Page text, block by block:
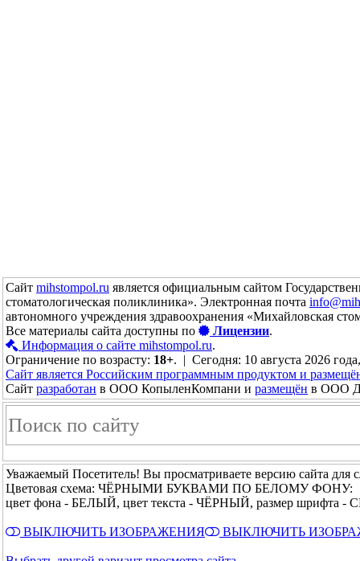
Сайт mihstompol.ru является официальным сайтом
стоматологическая поликлиника». Электронная почта
автономного учреждения здравоохранения «Михайловская
Все материалы сайта доступны по
Лицензии.
Информация о сайте mihstompol.ru.
Ограничение по возрасту: 18+. | Сегодня: 10 августа 2026
Сайт является Российским программным продуктом и
Сайт разработан в ООО КопыленКомпани и размещён в ООО
Уважаемый Посетитель! Вы просматриваете версию сайта для
Цветовая схема: ЧЁРНЫМИ БУКВАМИ ПО БЕЛОМУ ФОНУ:
цвет фона - БЕЛЫЙ, цвет текста - ЧЁРНЫЙ, размер шрифта
ВЫКЛЮЧИТЬ ИЗОБРАЖЕНИЯ ВЫКЛЮЧИТЬ